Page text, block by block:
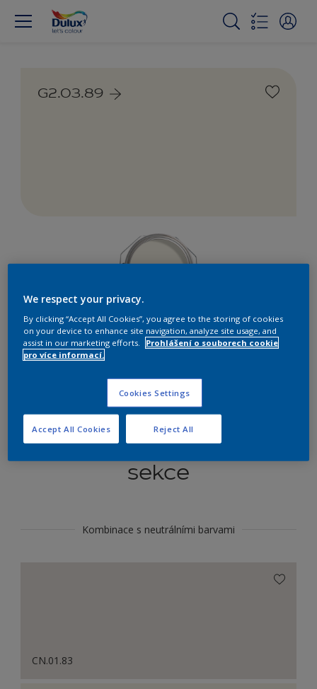
G2.03.89
Najít výrobek v tomto odstínu
Koordinovat barevné
sekce
Kombinace s neutrálními barvami
CN.01.83
We respect your privacy.
By clicking “Accept All Cookies”, you agree to the storing of cookies
on your device to enhance site navigation, analyze site usage, and
assist in our marketing efforts.
Prohlášení o souborech cookie
pro více informací.
Cookies Settings
Reject All
Accept All Cookies